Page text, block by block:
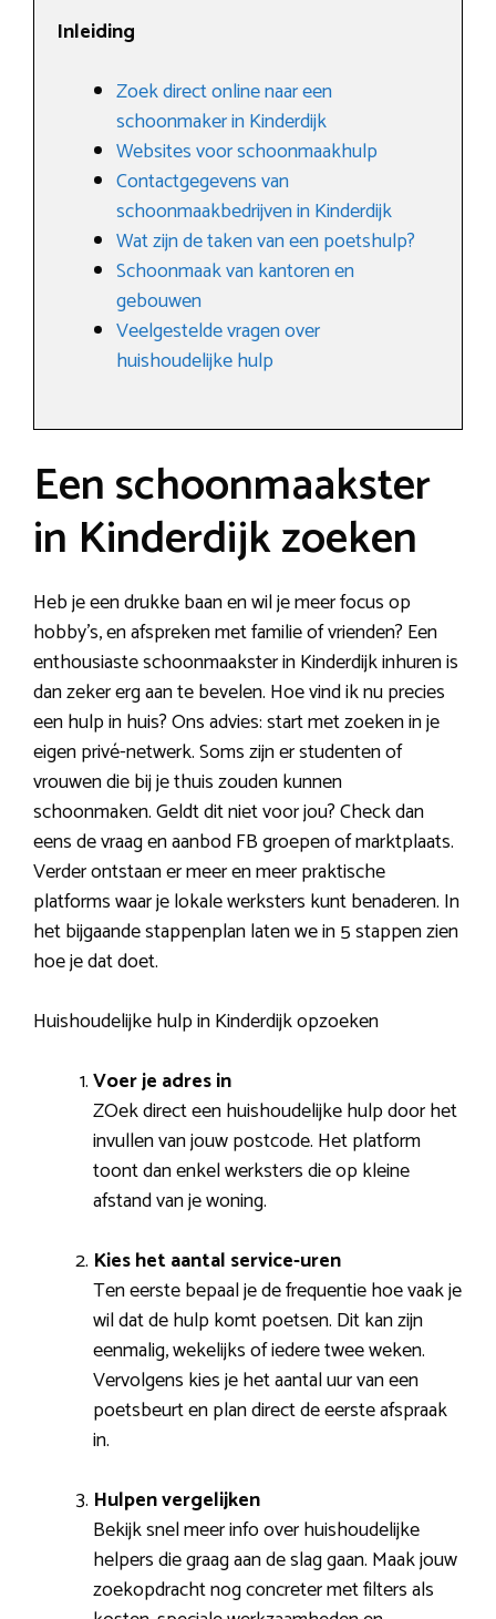
Inleiding
Zoek direct online naar een
schoonmaker in Kinderdijk
Websites voor schoonmaakhulp
Contactgegevens van
schoonmaakbedrijven in Kinderdijk
Wat zijn de taken van een poetshulp?
Schoonmaak van kantoren en
gebouwen
Veelgestelde vragen over
huishoudelijke hulp
Een schoonmaakster
in Kinderdijk zoeken
Heb je een drukke baan en wil je meer focus op
hobby’s, en afspreken met familie of vrienden? Een
enthousiaste schoonmaakster in Kinderdijk inhuren is
dan zeker erg aan te bevelen. Hoe vind ik nu precies
een hulp in huis? Ons advies: start met zoeken in je
eigen privé-netwerk. Soms zijn er studenten of
vrouwen die bij je thuis zouden kunnen
schoonmaken. Geldt dit niet voor jou? Check dan
eens de vraag en aanbod FB groepen of marktplaats.
Verder ontstaan er meer en meer praktische
platforms waar je lokale werksters kunt benaderen. In
het bijgaande stappenplan laten we in 5 stappen zien
hoe je dat doet.
Huishoudelijke hulp in Kinderdijk opzoeken
Voer je adres in
ZOek direct een huishoudelijke hulp door het
invullen van jouw postcode. Het platform
toont dan enkel werksters die op kleine
afstand van je woning.
Kies het aantal service-uren
Ten eerste bepaal je de frequentie hoe vaak je
wil dat de hulp komt poetsen. Dit kan zijn
eenmalig, wekelijks of iedere twee weken.
Vervolgens kies je het aantal uur van een
poetsbeurt en plan direct de eerste afspraak
in.
Hulpen vergelijken
Bekijk snel meer info over huishoudelijke
helpers die graag aan de slag gaan. Maak jouw
zoekopdracht nog concreter met filters als